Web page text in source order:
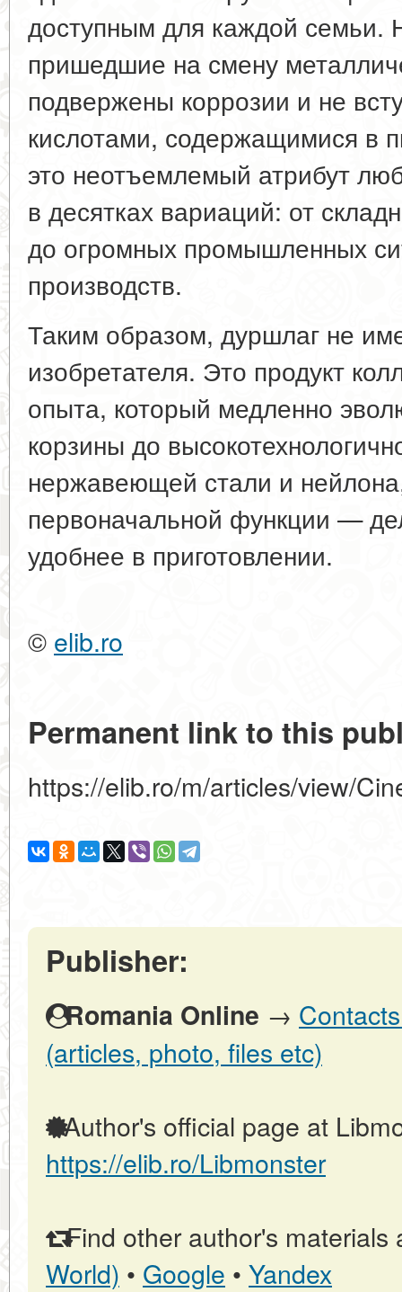
доступным для каждой семьи.
пришедшие на смену
подвержены коррозии и не
кислотами, содержащимися в
это неотъемлемый атрибут
в десятках вариаций: от
до огромных промышленных
производств.
Таким образом, дуршлаг не
изобретателя. Это продукт
опыта, который медленно
корзины до
нержавеющей стали и
первоначальной функции —
удобнее в приготовлении.
© elib.ro
Permanent link to this
https://elib.ro/m/articles/view/
Publisher:
Romania Online →
(articles, photo, files etc)
Author's official page at
https://elib.ro/Libmonster
Find other author's materials
World) • Google • Yandex